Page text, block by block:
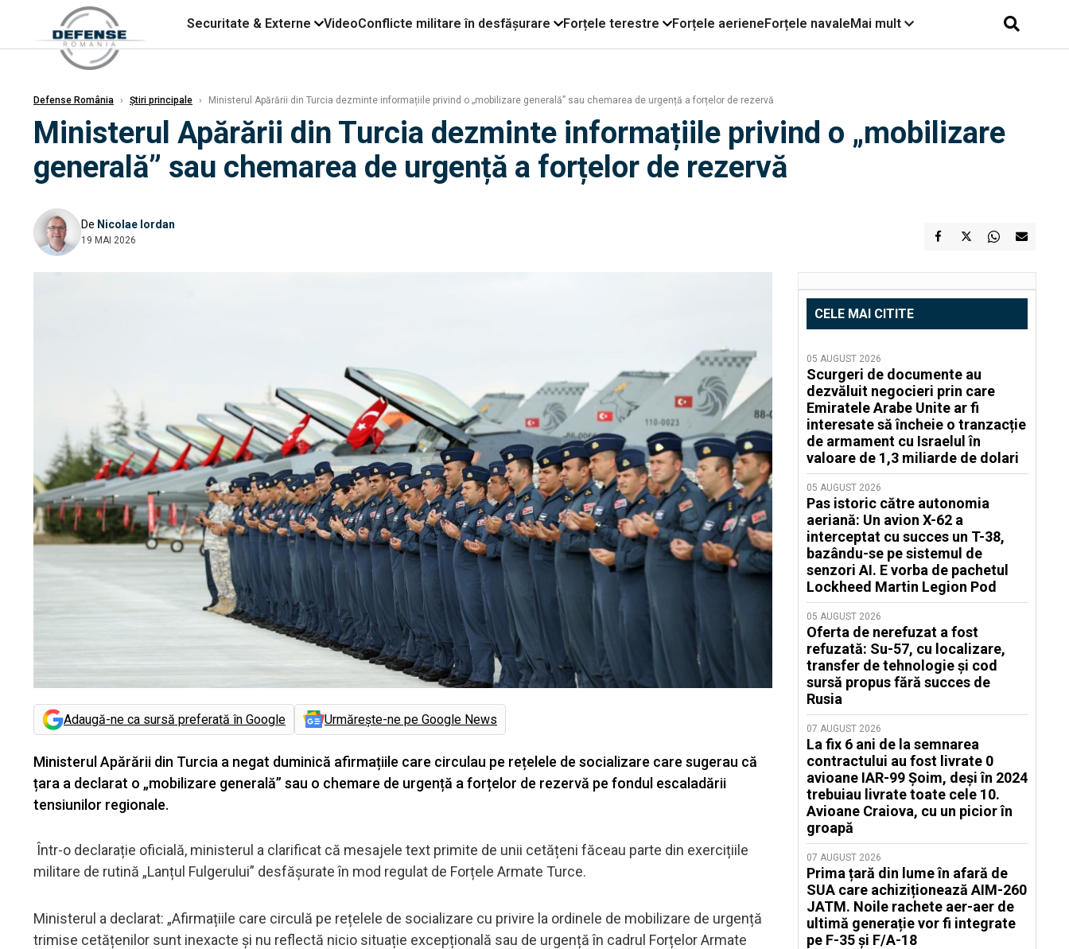
Securitate & Externe VideoConflicte militare în desfășurare Forțele terestre Forțele aerieneForțele navaleMai mult
Defense România › Știri principale › Ministerul Apărării din Turcia dezminte informațiile privind o „mobilizare generală” sau chemarea de urgență a forțelor de rezervă
Ministerul Apărării din Turcia dezminte informațiile privind o „mobilizare
generală” sau chemarea de urgență a forțelor de rezervă
De Nicolae Iordan
19 MAI 2026
Adaugă-ne ca sursă preferată în Google Urmărește-ne pe Google News
Ministerul Apărării din Turcia a negat duminică afirmațiile care circulau pe rețelele de socializare care sugerau că
țara a declarat o „mobilizare generală” sau o chemare de urgență a forțelor de rezervă pe fondul escaladării
tensiunilor regionale.
Într-o declarație oficială, ministerul a clarificat că mesajele text primite de unii cetățeni făceau parte din exercițiile
militare de rutină „Lanțul Fulgerului” desfășurate în mod regulat de Forțele Armate Turce.
Ministerul a declarat: „Afirmațiile care circulă pe rețelele de socializare cu privire la ordinele de mobilizare de urgență
trimise cetățenilor sunt inexacte și nu reflectă nicio situație excepțională sau de urgență în cadrul Forțelor Armate
CELE MAI CITITE
05 AUGUST 2026
Scurgeri de documente au
dezvăluit negocieri prin care
Emiratele Arabe Unite ar fi
interesate să încheie o tranzacție
de armament cu Israelul în
valoare de 1,3 miliarde de dolari
05 AUGUST 2026
Pas istoric către autonomia
aeriană: Un avion X-62 a
interceptat cu succes un T-38,
bazându-se pe sistemul de
senzori AI. E vorba de pachetul
Lockheed Martin Legion Pod
05 AUGUST 2026
Oferta de nerefuzat a fost
refuzată: Su-57, cu localizare,
transfer de tehnologie și cod
sursă propus fără succes de
Rusia
07 AUGUST 2026
La fix 6 ani de la semnarea
contractului au fost livrate 0
avioane IAR-99 Șoim, deși în 2024
trebuiau livrate toate cele 10.
Avioane Craiova, cu un picior în
groapă
07 AUGUST 2026
Prima țară din lume în afară de
SUA care achiziționează AIM-260
JATM. Noile rachete aer-aer de
ultimă generație vor fi integrate
pe F-35 și F/A-18